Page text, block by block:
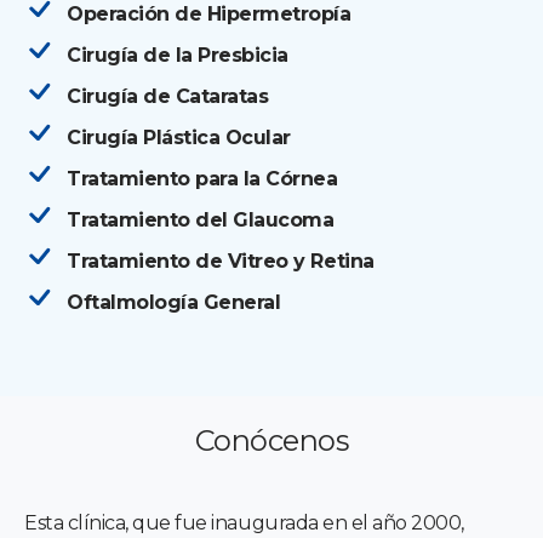
Operación de Hipermetropía
Cirugía de la Presbicia
Cirugía de Cataratas
Cirugía Plástica Ocular
Tratamiento para la Córnea
Tratamiento del Glaucoma
Tratamiento de Vitreo y Retina
Oftalmología General
Conócenos
Esta clínica, que fue inaugurada en el año 2000,